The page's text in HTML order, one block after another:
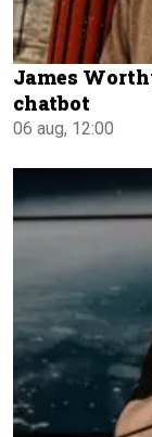
James
chatbot
06 aug, 12:00